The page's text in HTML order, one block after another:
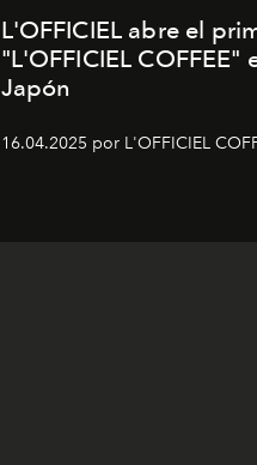
L'OFFICIEL abre el
"L'OFFICIEL COFFEE"
Japón
16.04.2025 por L'OFFICIEL